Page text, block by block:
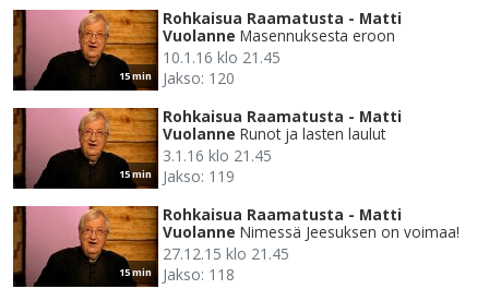
15 min
Rohkaisua Raamatusta - Matti
Vuolanne Masennuksesta eroon
10.1.16 klo 21.45
Jakso: 120
15 min
Rohkaisua Raamatusta - Matti
Vuolanne Runot ja lasten laulut
3.1.16 klo 21.45
Jakso: 119
15 min
Rohkaisua Raamatusta - Matti
Vuolanne Nimessä Jeesuksen on voimaa!
27.12.15 klo 21.45
Jakso: 118